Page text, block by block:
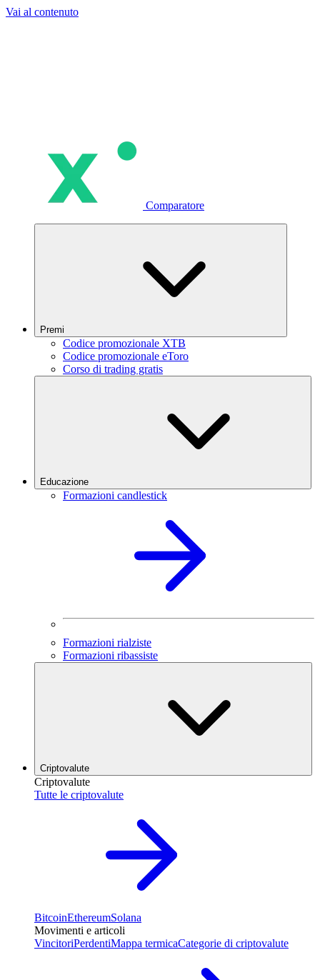
Vai al contenuto
Comparatore
Premi
Codice promozionale XTB
Codice promozionale eToro
Corso di trading gratis
Educazione
Formazioni candlestick
Formazioni rialziste
Formazioni ribassiste
Criptovalute
Criptovalute
Tutte le criptovalute
BitcoinEthereumSolana
Movimenti e articoli
VincitoriPerdentiMappa termicaCategorie di criptovalute